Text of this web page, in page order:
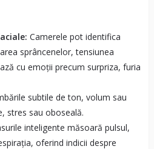
Camerele pot identifica
sprâncenelor, tensiunea
cu emoții precum surpriza, furia
subtile de ton, volum sau
stres sau oboseală.
inteligente măsoară pulsul,
oferind indicii despre